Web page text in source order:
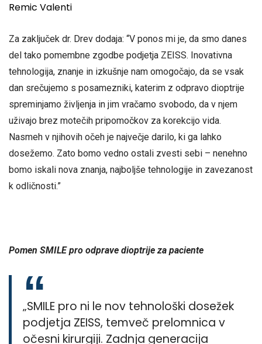
Remic Valenti
Za zaključek dr. Drev dodaja: “V ponos mi je, da smo danes
del tako pomembne zgodbe podjetja ZEISS. Inovativna
tehnologija, znanje in izkušnje nam omogočajo, da se vsak
dan srečujemo s posamezniki, katerim z odpravo dioptrije
spreminjamo življenja in jim vračamo svobodo, da v njem
uživajo brez motečih pripomočkov za korekcijo vida.
Nasmeh v njihovih očeh je največje darilo, ki ga lahko
dosežemo. Zato bomo vedno ostali zvesti sebi – nenehno
bomo iskali nova znanja, najboljše tehnologije in zavezanost
k odličnosti.”
Pomen SMILE pro odprave dioptrije za paciente
„SMILE pro ni le nov tehnološki dosežek
podjetja ZEISS, temveč prelomnica v
očesni kirurgiji. Zadnja generacija